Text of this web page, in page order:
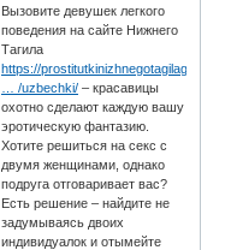
Вызовите девушек легкого
поведения на сайте Нижнего
Тагила
https://prostitutkinizhnegotagilagoal.n
… /uzbechki/ – красавицы
охотно сделают каждую вашу
эротическую фантазию.
Хотите решиться на секс с
двумя женщинами, однако
подруга отговаривает вас?
Есть решение – найдите не
задумываясь двоих
индивидуалок и отымейте